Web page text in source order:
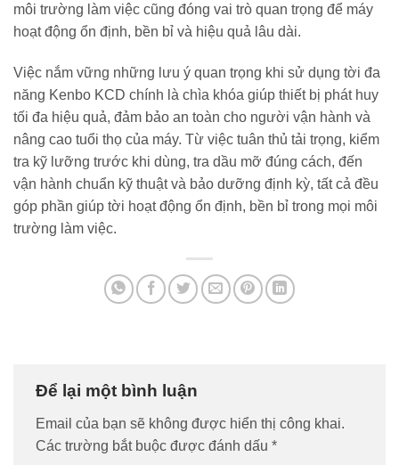
môi trường làm việc cũng đóng vai trò quan trọng để máy
hoạt động ổn định, bền bỉ và hiệu quả lâu dài.
Việc nắm vững những lưu ý quan trọng khi sử dụng tời đa
năng Kenbo KCD chính là chìa khóa giúp thiết bị phát huy
tối đa hiệu quả, đảm bảo an toàn cho người vận hành và
nâng cao tuổi thọ của máy. Từ việc tuân thủ tải trọng, kiểm
tra kỹ lưỡng trước khi dùng, tra dầu mỡ đúng cách, đến
vận hành chuẩn kỹ thuật và bảo dưỡng định kỳ, tất cả đều
góp phần giúp tời hoạt động ổn định, bền bỉ trong mọi môi
trường làm việc.
Để lại một bình luận
Email của bạn sẽ không được hiển thị công khai.
Các trường bắt buộc được đánh dấu *